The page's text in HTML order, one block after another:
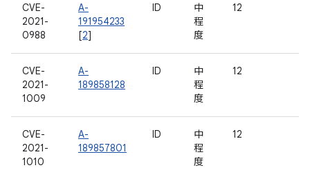
CVE-
2021-
0988
A-
191954233
[2]
ID
中
程
度
12
CVE-
2021-
1009
A-
189858128
ID
中
程
度
12
CVE-
2021-
1010
A-
189857801
ID
中
程
度
12